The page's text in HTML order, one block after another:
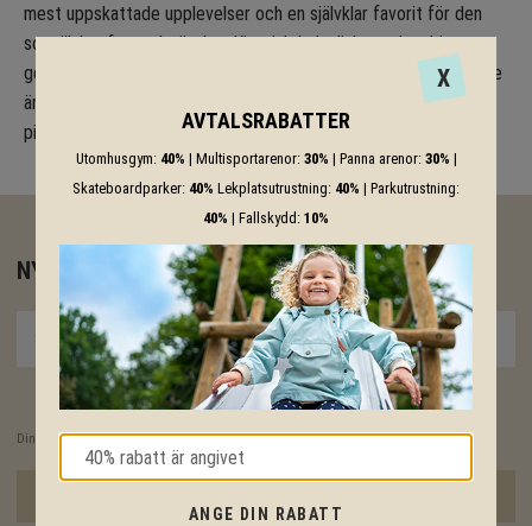
mest uppskattade upplevelser och en självklar favorit för den
som älskar fart och rörelse. Klassisk Leks linbanor kombinerar
genomtänkt konstruktion med hög kvalitet och lång livslängd. De
är utvecklade för offentlig miljö och byggda för att ge samma
pirr i magen – år efter år.
NYHETSBREV
PRENUMERERA
Dina personuppgifter behandlas i enlighet med vårintegritetspolicy.
X
AVTALSRABATTER
Utomhusgym: 40% | Multisportarenor: 30% | Panna arenor: 30% |
Skateboardparker: 40% Lekplatsutrustning: 40% | Parkutrustning:
40% | Fallskydd: 10%
ANGE DIN RABATT